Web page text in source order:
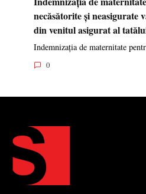
necăsătorite și neasigurate
din venitul asigurat al
Indemnizația de maternitate
0